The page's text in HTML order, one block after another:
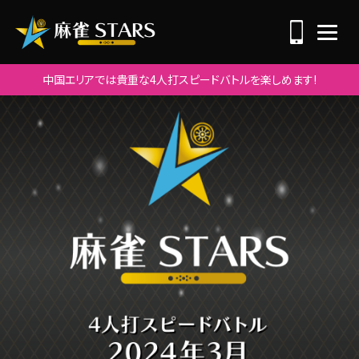
中国エリアでは貴重な4人打スピードバトルを楽しめます!